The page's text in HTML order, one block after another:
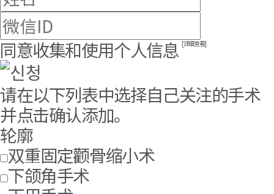
同意收集和使用个人信息 [详细查看]
请在以下列表中选择自己关注的手术
并点击确认添加。
轮廓
双重固定颧骨缩小术
下颌角手术